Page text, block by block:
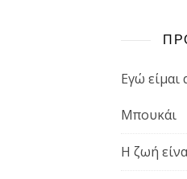
Εγώ είμαι
Μπουκάι
Η ζωή